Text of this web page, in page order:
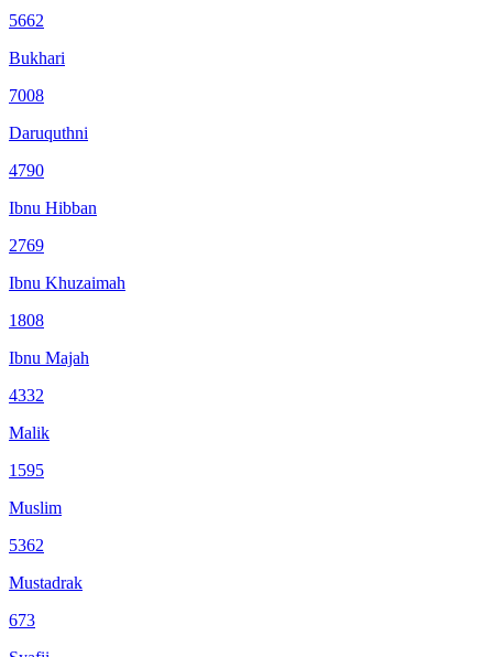
5662
Bukhari
7008
Daruquthni
4790
Ibnu Hibban
2769
Ibnu Khuzaimah
1808
Ibnu Majah
4332
Malik
1595
Muslim
5362
Mustadrak
673